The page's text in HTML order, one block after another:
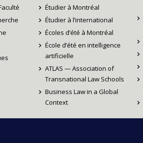
Étudier à Montréal
Étudier à l’international
Écoles d’été à Montréal
École d’été en intelligence
artificielle
ATLAS — Association of
Transnational Law Schools
Business Law in a Global
Context